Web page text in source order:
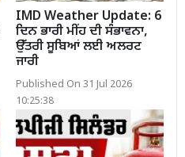
IMD Weather Update: 6
ਦਿਨ ਭਾਰੀ ਮੀਂਹ ਦੀ ਸੰਭਾਵਨਾ,
ਉੱਤਰੀ ਸੂਬਿਆਂ ਲਈ ਅਲਰਟ
ਜਾਰੀ
Published On 31 Jul 2026
10:25:38